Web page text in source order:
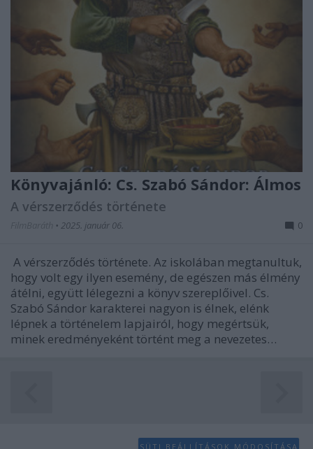
Könyvajánló: Cs. Szabó Sándor: Álmos
A vérszerződés története
• 2025. január 06. 0
A vérszerződés története. Az iskolában megtanultuk,
hogy volt egy ilyen esemény, de egészen más élmény
átélni, együtt lélegezni a könyv szereplőivel. Cs.
Szabó Sándor karakterei nagyon is élnek, elénk
lépnek a történelem lapjairól, hogy megértsük,
minek eredményeként történt meg a nevezetes…
SÜTI BEÁLLÍTÁSOK MÓDOSÍTÁSA